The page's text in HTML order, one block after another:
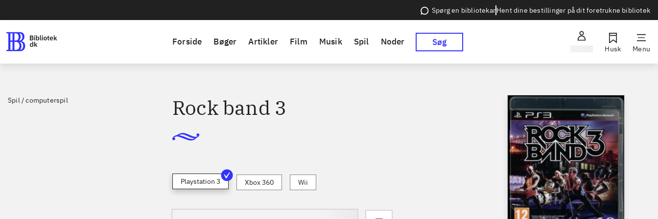
Spørg en bibliotekarHent dine bestillinger på dit foretrukne bibliotek
Forside Bøger Artikler Film Musik Spil Noder Søg
Husk Menu
Spil / computerspil Rock band 3
Playstation 3 Xbox 360 Wii